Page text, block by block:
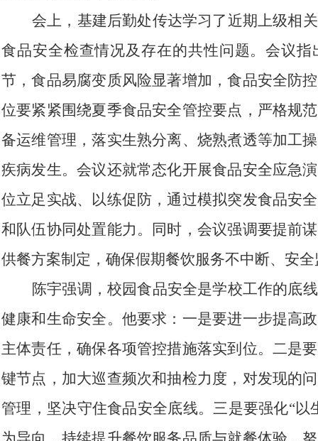
会上，基建后勤处传达学习了近期上级相
食品安全检查情况及存在的共性问题。会议
节，食品易腐变质风险显著增加，食品安全防
位要紧紧围绕夏季食品安全管控要点，严格规
备运维管理，落实生熟分离、烧熟煮透等加工
疾病发生。会议还就常态化开展食品安全应急
位立足实战、以练促防，通过模拟突发食品安
和队伍协同处置能力。同时，会议强调要提前
供餐方案制定，确保假期餐饮服务不中断、安
陈宇强调，校园食品安全是学校工作的底
健康和生命安全。他要求：一是要进一步提高
主体责任，确保各项管控措施落实到位。二是
键节点，加大巡查频次和抽检力度，对发现的
管理，坚决守住食品安全底线。三是要强化“以